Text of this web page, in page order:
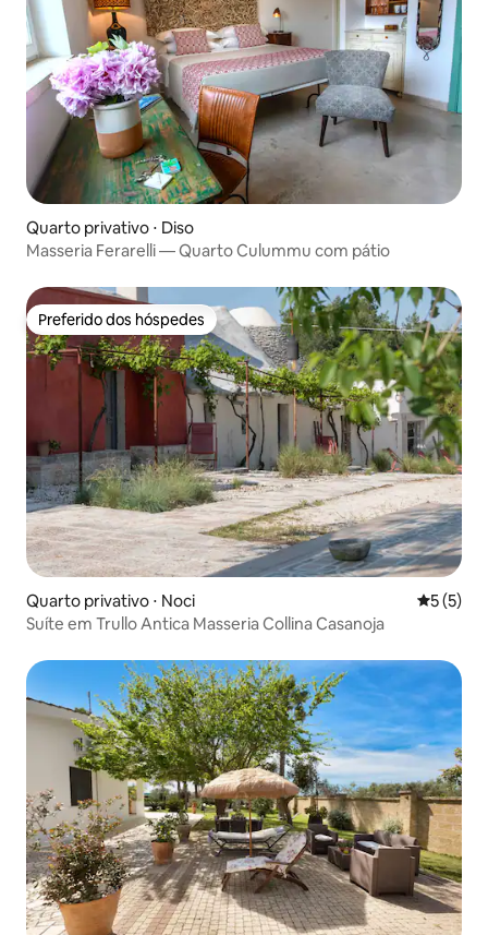
Quarto privativo ⋅ Diso
Masseria Ferarelli — Quarto Culummu com pátio
Preferido dos hóspedes
Preferido dos hóspedes
Quarto privativo ⋅ Noci 5 de
5 (5)
Suíte em Trullo Antica Masseria Collina Casanoja